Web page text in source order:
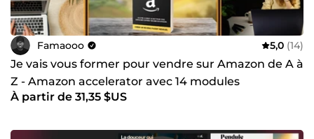
Famaooo 5,0 (14)
Je vais vous former pour vendre sur Amazon de A à
Z - Amazon accelerator avec 14 modules
À partir de 31,35 $US